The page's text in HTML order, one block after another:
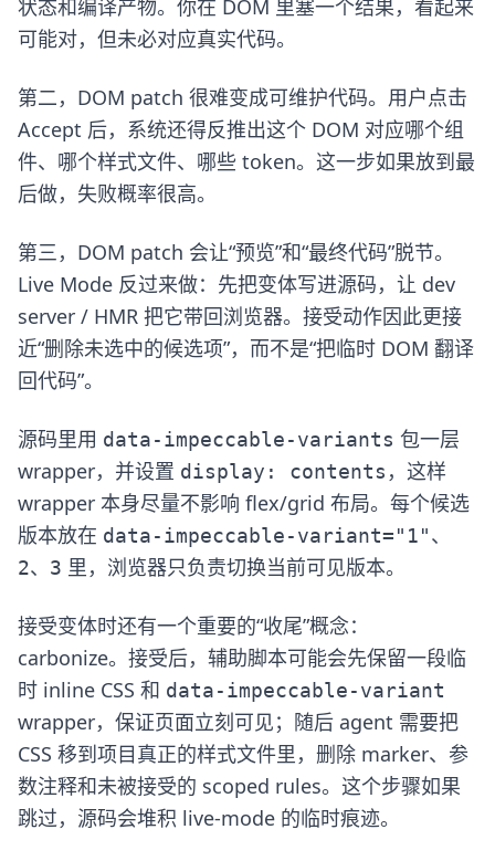
状态和编译产物。你在 DOM 里塞一个结果，看起来
可能对，但未必对应真实代码。
第二，DOM patch 很难变成可维护代码。用户点击
Accept 后，系统还得反推出这个 DOM 对应哪个组
件、哪个样式文件、哪些 token。这一步如果放到最
后做，失败概率很高。
第三，DOM patch 会让“预览”和“最终代码”脱节。
Live Mode 反过来做：先把变体写进源码，让 dev
server / HMR 把它带回浏览器。接受动作因此更接
近“删除未选中的候选项”，而不是“把临时 DOM 翻译
回代码”。
源码里用 data-impeccable-variants 包一层
wrapper，并设置 display: contents ，这样
wrapper 本身尽量不影响 flex/grid 布局。每个候选
版本放在 data-impeccable-variant="1"、
2、 3 里，浏览器只负责切换当前可见版本。
接受变体时还有一个重要的“收尾”概念：
carbonize。接受后，辅助脚本可能会先保留一段临
时 inline CSS 和 data-impeccable-variant
wrapper，保证页面立刻可见；随后 agent 需要把
CSS 移到项目真正的样式文件里，删除 marker、参
数注释和未被接受的 scoped rules。这个步骤如果
跳过，源码会堆积 live-mode 的临时痕迹。